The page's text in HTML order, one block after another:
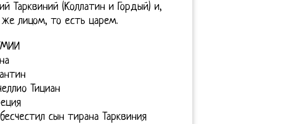
(Коллатин и Гордый) и,
лицом, то есть царем.
Тициан
сын тирана Тарквиния